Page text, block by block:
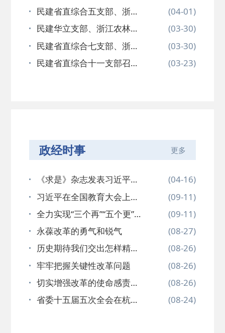
大支部联…
民建省直综合五支部、浙能
支部、湖…
(04-01)
民建华立支部、浙江农林大
学支部、…
(03-30)
民建省直综合七支部、浙江
理工大学…
(03-30)
民建省直综合十一支部召开
(03-23)
政经时事 更多
《求是》杂志发表习近平总
书记重要…
(04-16)
习近平在全国教育大会上强
调 紧紧…
(09-11)
全力实现“三个再”“五个更”奋
斗…
(09-11)
永葆改革的勇气和锐气
(08-27)
历史期待我们交出怎样精彩
的改革答…
(08-26)
牢牢把握关键性改革问题
(08-26)
切实增强改革的使命感责任
感紧迫感…
(08-26)
省委十五届五次全会在杭举
(08-24)